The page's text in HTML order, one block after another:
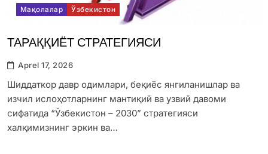
Мақолалар Ўзбекистон
ТАРАҚҚИЁТ СТРАТЕГИЯСИ
Aprel 17, 2026
Шиддаткор давр одимлари, беқиёс янгиланишлар ва
изчил ислоҳотларнинг мантиқий ва узвий давоми
сифатида “Ўзбекистон – 2030” стратегияси
халқимизнинг эркин ва…